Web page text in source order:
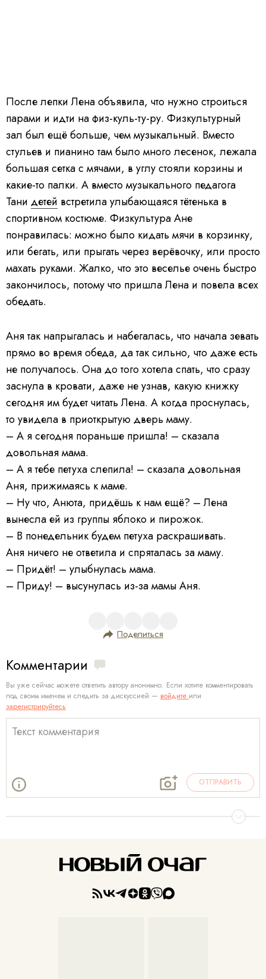
После лепки Лена объявила, что нужно строиться
парами и идти на физ-куль-ту-ру. Физкультурный
зал был ещё больше, чем музыкальный. Вместо
стульев и пианино там было много лесенок, лежала
большая сетка с мячами, в углу стояли корзины и
какие-то палки. А вместо музыкального педагога
Тани детей встретила улыбающаяся тётенька в
спортивном костюме. Физкультура Ане
понравилась: можно было кидать мячи в корзинку,
или бегать, или прыгать через верёвочку, или просто
махать руками. Жалко, что это веселье очень быстро
закончилось, потому что пришла Лена и повела всех
обедать.
Аня так напрыгалась и набегалась, что начала зевать
прямо во время обеда, да так сильно, что даже есть
не получалось. Она до того хотела спать, что сразу
заснула в кровати, даже не узнав, какую книжку
сегодня им будет читать Лена. А когда проснулась,
то увидела в приоткрытую дверь маму.
– А я сегодня пораньше пришла! – сказала
довольная мама.
– А я тебе петуха слепила! – сказала довольная
Аня, прижимаясь к маме.
– Ну что, Анюта, придёшь к нам ещё? – Лена
вынесла ей из группы яблоко и пирожок.
– В понедельник будем петуха раскрашивать.
Аня ничего не ответила и спряталась за маму.
– Придёт! – улыбнулась мама.
– Приду! – высунулась из-за мамы Аня.
Поделиться
Комментарии
Вы уже сейчас можете ответить автору анонимно. Если хотите комментировать
под своим именем и следить за дискуссией — войдите или
зарегистрируйтесь
ОТПРАВИТЬ